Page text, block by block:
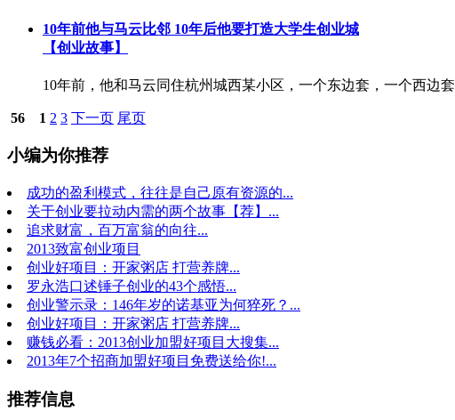
10年前他与马云比邻 10年后他要打造大学生创业城
【创业故事】
10年前，他和马云同住杭州城西某小区，一个东边套，一个西边
56 1 2 3 下一页 尾页
小编为你推荐
成功的盈利模式，往往是自己原有资源的...
关于创业要拉动内需的两个故事【荐】...
追求财富，百万富翁的向往...
2013致富创业项目
创业好项目：开家粥店 打营养牌...
罗永浩口述锤子创业的43个感悟...
创业警示录：146年岁的诺基亚为何猝死？...
创业好项目：开家粥店 打营养牌...
赚钱必看：2013创业加盟好项目大搜集...
2013年7个招商加盟好项目免费送给你!...
推荐信息